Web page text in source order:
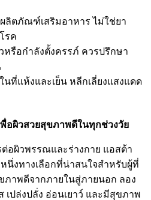
ลิตภัณฑ์เสริมอาหาร ไม่ใช่ยา
รค
หรือกำลังตั้งครรภ์ ควรปรึกษา
นที่แห้งและเย็น หลีกเลี่ยงแสงแดด
อผิวสวยสุขภาพดีในทุกช่วงวัย
อผิวพรรณและร่างกาย แอสต้า
นึ่งทางเลือกที่น่าสนใจสำหรับผู้ที่
ภาพดีจากภายในสู่ภายนอก ลอง
ปล่งปลั่ง อ่อนเยาว์ และมีสุขภาพ